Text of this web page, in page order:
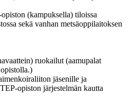
(kampuksella) tiloissa
sekä vanhan metsäoppilaitoksen
ruokailut (aamupalat
jäsenille ja
opiston järjestelmän kautta